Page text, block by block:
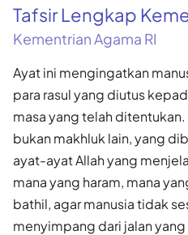
Tafsir Lengkap
Kementrian Agama RI
Ayat ini mengingatkan
para rasul yang diutus
masa yang telah
bukan makhluk lain, yang
ayat-ayat Allah yang
mana yang haram, mana
bathil, agar manusia tidak
menyimpang dari jalan